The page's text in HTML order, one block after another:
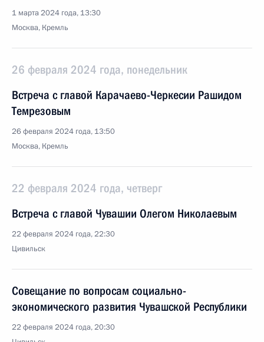
1 марта 2024 года, 13:30
Москва, Кремль
26 февраля 2024 года, понедельник
Встреча с главой Карачаево-Черкесии Рашидом
Темрезовым
26 февраля 2024 года, 13:50
Москва, Кремль
22 февраля 2024 года, четверг
Встреча с главой Чувашии Олегом Николаевым
22 февраля 2024 года, 22:30
Цивильск
Совещание по вопросам социально-
экономического развития Чувашской Республики
22 февраля 2024 года, 20:30